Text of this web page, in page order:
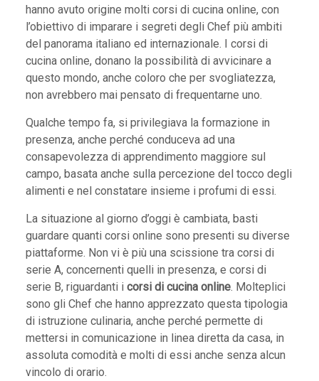
hanno avuto origine molti corsi di cucina online, con
l’obiettivo di imparare i segreti degli Chef più ambiti
del panorama italiano ed internazionale. I corsi di
cucina online, donano la possibilità di avvicinare a
questo mondo, anche coloro che per svogliatezza,
non avrebbero mai pensato di frequentarne uno.
Qualche tempo fa, si privilegiava la formazione in
presenza, anche perché conduceva ad una
consapevolezza di apprendimento maggiore sul
campo, basata anche sulla percezione del tocco degli
alimenti e nel constatare insieme i profumi di essi.
La situazione al giorno d’oggi è cambiata, basti
guardare quanti corsi online sono presenti su diverse
piattaforme. Non vi è più una scissione tra corsi di
serie A, concernenti quelli in presenza, e corsi di
serie B, riguardanti i corsi di cucina online. Molteplici
sono gli Chef che hanno apprezzato questa tipologia
di istruzione culinaria, anche perché permette di
mettersi in comunicazione in linea diretta da casa, in
assoluta comodità e molti di essi anche senza alcun
vincolo di orario.